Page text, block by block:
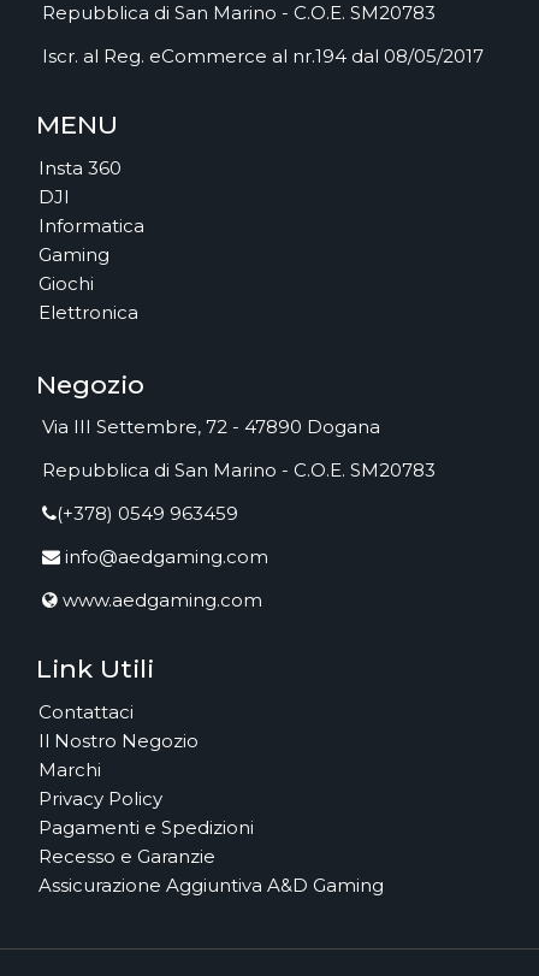
Repubblica di San Marino - C.O.E. SM20783
Iscr. al Reg. eCommerce al nr.194 dal 08/05/2017
MENU
Insta 360
DJI
Informatica
Gaming
Giochi
Elettronica
Negozio
Via III Settembre, 72 - 47890 Dogana
Repubblica di San Marino - C.O.E. SM20783
(+378) 0549 963459
info@aedgaming.com
www.aedgaming.com
Link Utili
Contattaci
Il Nostro Negozio
Marchi
Privacy Policy
Pagamenti e Spedizioni
Recesso e Garanzie
Assicurazione Aggiuntiva A&D Gaming